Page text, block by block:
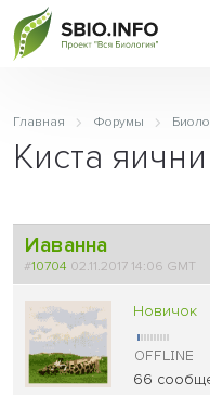
Главная Форумы
Киста
Иаванна
#10704 02.11.2017 14:06 GMT
Новичок
66